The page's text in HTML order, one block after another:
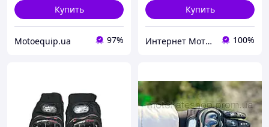
Купить
Motoequip.ua 97%
Купить
Интернет Мотомагазин МотоСкатОк Моторезина и Экипировка из Германии 100%